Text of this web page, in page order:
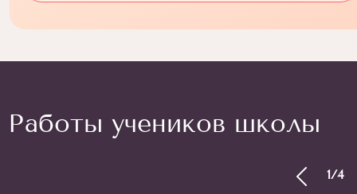
Работы учеников школы
1/4